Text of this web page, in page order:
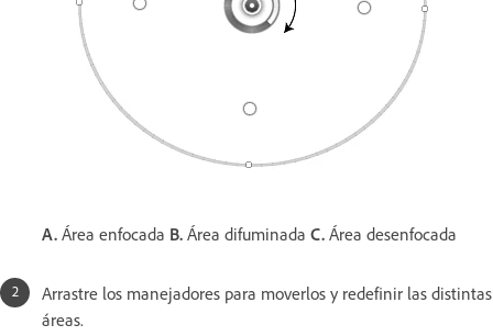
A. Área enfocada B. Área difuminada C. Área desenfocada
Arrastre los manejadores para moverlos y redefinir las distintas
áreas.